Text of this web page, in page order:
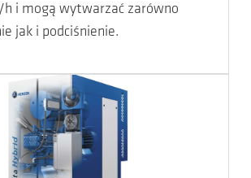
i mogą wytwarzać zarówno
jak i podciśnienie.